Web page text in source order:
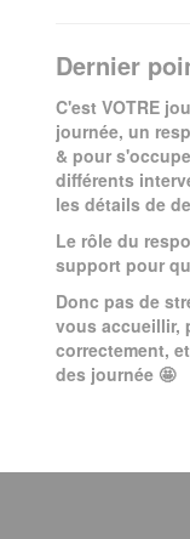
Dernier
C'est VOTRE
journée, un
& pour
différents
les détails de
Le rôle du
support pour
Donc pas de
vous accueillir,
correctement,
des journée 🤩